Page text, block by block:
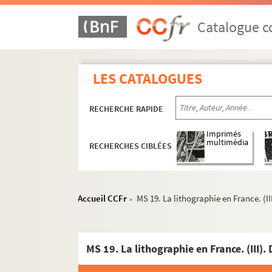
Catalogue
LES CATALOGUES
RECHERCHE RAPIDE
RECHERCHES CIBLÉES
Imprimés
multimédia
Accueil CCFr > MS 19. La lithographie en France.
Manuscrits médiévaux